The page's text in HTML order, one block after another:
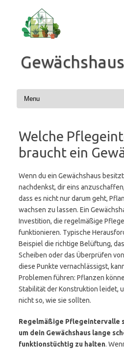
springen
Welche
braucht ein
Wenn du ein Gewächshaus
nachdenkst, dir eins
dass es nicht nur darum geht,
wachsen zu lassen. Ein
Investition, die regelmäßige
funktionieren. Typische
Beispiel die richtige Belüftung,
Scheiben oder das Überprüfen
diese Punkte vernachlässigst,
Problemen führen: Pflanzen
Stabilität der Konstruktion leidet,
nicht so, wie sie sollten.
Regelmäßige Pflegeintervalle
um dein Gewächshaus lange
funktionstüchtig zu halten.